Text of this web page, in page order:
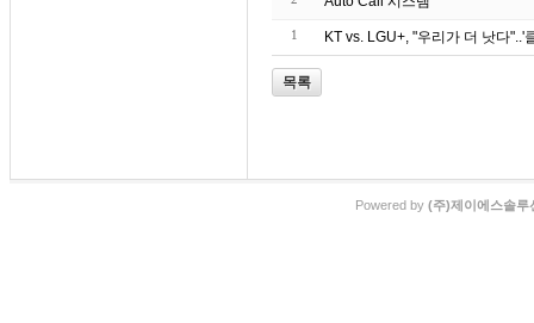
1 KT vs. LGU+, "우리가 더 낫다"..'
목록
Powered by (주)제이에스솔루